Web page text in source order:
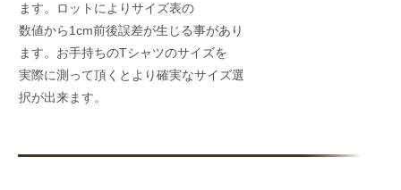
ます。ロットによりサイズ表の
数値から1cm前後誤差が生じる事があり
ます。お手持ちのTシャツのサイズを
実際に測って頂くとより確実なサイズ選
択が出来ます。